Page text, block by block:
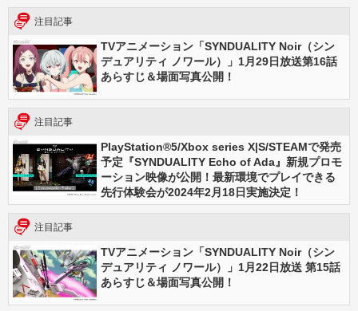
注目記事
TVアニメーション「SYNDUALITY Noir（シン
デュアリティ ノワール）」1月29日放送第16話
あらすじ＆場面写真公開！
注目記事
PlayStation®5/Xbox series X|S/STEAMで発売
予定『SYNDUALITY Echo of Ada』新規プロモ
ーション映像が公開！最新環境でプレイできる
先行体験会が2024年2月18日実施決定！
注目記事
TVアニメーション「SYNDUALITY Noir（シン
デュアリティ ノワール）」1月22日放送 第15話
あらすじ＆場面写真公開！